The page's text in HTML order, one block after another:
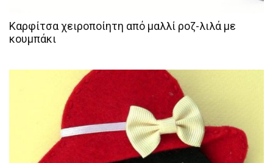
Καρφίτσα χειροποίητη από μαλλί ροζ-λιλά με
κουμπάκι